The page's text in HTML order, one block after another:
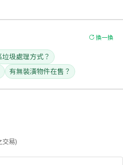
換一換
垃圾處理方式？
有無裝潢物件在售？
交易)